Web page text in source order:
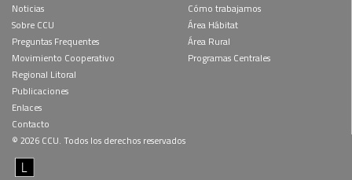
Noticias
Sobre CCU
Preguntas Frequentes
Movimiento Cooperativo
Cómo trabajamos
Área Hábitat
Área Rural
Programas Centrales
Regional Litoral
Publicaciones
Enlaces
Contacto
© 2026 CCU. Todos los derechos reservados